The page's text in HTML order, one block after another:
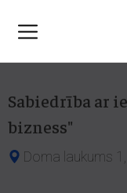
Sabiedrība ar
bizness"
Doma laukums